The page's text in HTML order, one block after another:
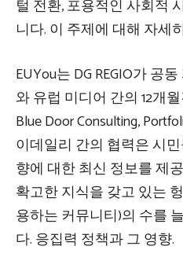
털 전환, 포용적인 사회적
니다. 이 주제에 대해 자세
EUYou는 DG REGIO가 공
와 유럽 미디어 간의 12개
Blue Door Consulting,
이데일리 간의 협력은 시
향에 대한 최신 정보를 제
확고한 지식을 갖고 있는
용하는 커뮤니티)의 수를
다. 응집력 정책과 그 영향.